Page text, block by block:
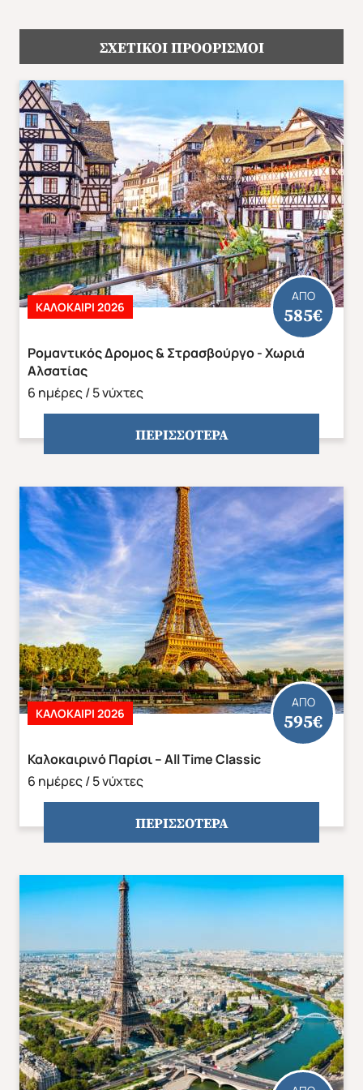
Φθινόπωρο 2026 Mika's Exclusive Groups
Ασφάλεια αστικής ευθύνης tour operator.
ΣΧΕΤΙΚΟΙ ΠΡΟΟΡΙΣΜΟΙ
Ρομαντικός Δρομος & Στρασβούργο - Χωριά
Αλσατίας
6 ημέρες / 5 νύχτες
ΑΠΟ
585€
ΚΑΛΟΚΑΊΡΙ 2026
ΠΕΡΙΣΣΟΤΕΡΑ
Καλοκαιρινό Παρίσι – All Time Classic
6 ημέρες / 5 νύχτες
ΑΠΟ
595€
ΚΑΛΟΚΑΊΡΙ 2026
ΠΕΡΙΣΣΟΤΕΡΑ